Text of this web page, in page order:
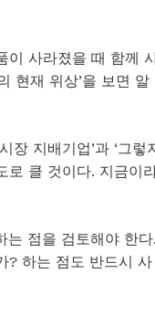
이 사라졌을 때 함께
현재 위상’을 보면 알
장 지배기업’과 ‘그렇
로 클 것이다. 지금이
는 점을 검토해야 한
? 하는 점도 반드시 사